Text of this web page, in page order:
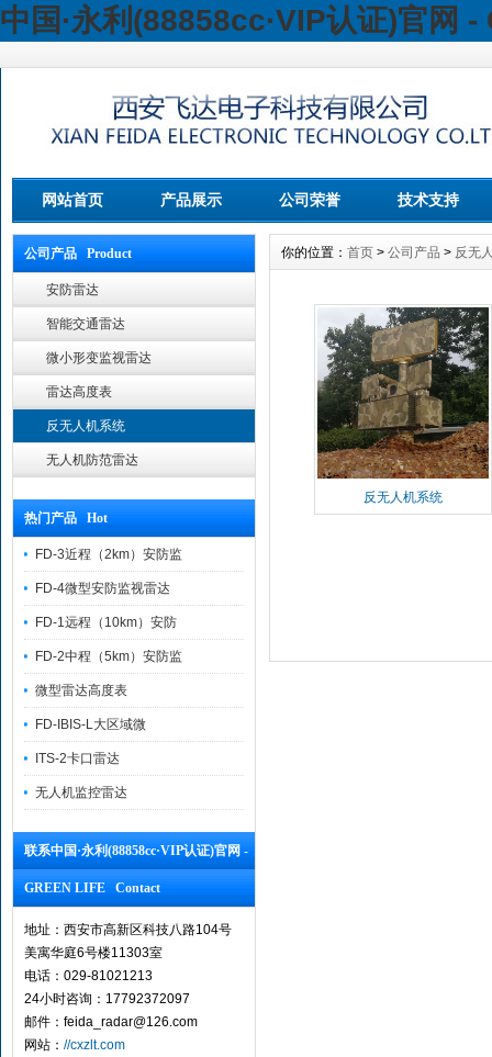
中国·永利(88858cc·VIP认证)官网
网站首页 产品展示 公司荣誉 技术支持
公司产品 Product
安防雷达
智能交通雷达
微小形变监视雷达
雷达高度表
反无人机系统
无人机防范雷达
热门产品 Hot
FD-3近程（2km）安防监
FD-4微型安防监视雷达
FD-1远程（10km）安防
FD-2中程（5km）安防监
微型雷达高度表
FD-IBIS-L大区域微
ITS-2卡口雷达
无人机监控雷达
联系中国·永利(88858cc·VIP认证)官网 -
GREEN LIFE Contact
地址：西安市高新区科技八路104号
美寓华庭6号楼11303室
电话：029-81021213
24小时咨询：17792372097
邮件：feida_radar@126.com
网站： //cxzlt.com
你的位置： 首页 > 公司产品 > 反无
反无人机系统